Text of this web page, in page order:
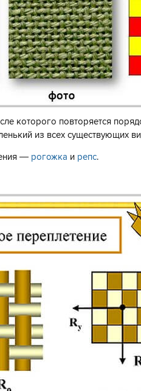
которого повторяется
из всех существующих
— рогожка и репс.